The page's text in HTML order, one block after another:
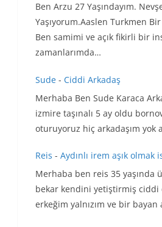
Ben Arzu 27 Yaşındayım.
Yaşıyorum.Aaslen Turkmen Bir
Ben samimi ve açık fikirli bir
zamanlarımda…
Sude - Ciddi Arkadaş
Merhaba Ben Sude Karaca
izmire taşınalı 5 ay oldu
oturuyoruz hiç arkadaşım yok
Reis - Aydınlı irem aşık olmak
Merhaba ben reis 35 yaşında
bekar kendini yetiştirmiş
erkeğim yalnızım ve bir bayan